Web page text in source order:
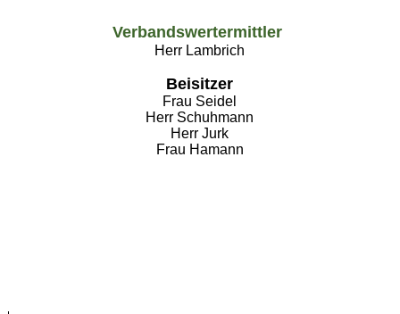
Verbandswertermittler
Herr Lambrich
Beisitzer
Frau Seidel
Herr Schuhmann
Herr Jurk
Frau Hamann